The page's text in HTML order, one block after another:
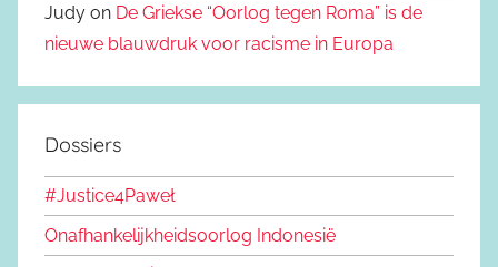
Judy on De Griekse “Oorlog tegen Roma” is de
nieuwe blauwdruk voor racisme in Europa
Dossiers
#Justice4Paweł
Onafhankelijkheidsoorlog Indonesië